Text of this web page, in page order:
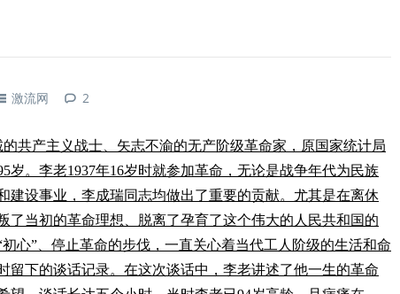
激流网 2
的共产主义战士、矢志不渝的无产阶级革命家，原国家统计局
岁。李老1937年16岁时就参加革命，无论是战争年代为民族
建设事业，李成瑞同志均做出了重要的贡献。尤其是在离休
了当初的革命理想、脱离了孕育了这个伟大的人民共和国的
心”、停止革命的步伐，一直关心着当代工人阶级的生活和命
留下的谈话记录。在这次谈话中，李老讲述了他一生的革命